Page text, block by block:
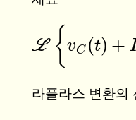
L {vC (t) +
L{v C (t)+RC dvC
라플라스 변환의